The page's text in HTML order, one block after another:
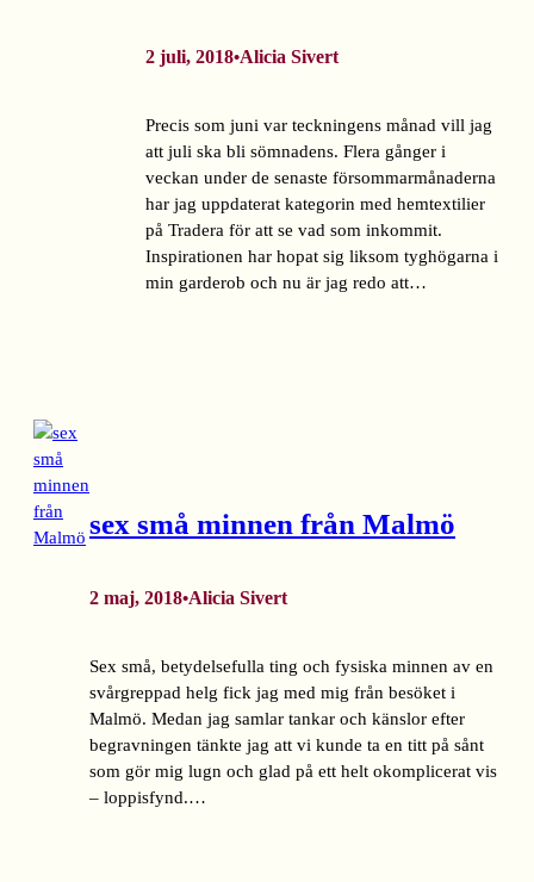
2 juli, 2018•Alicia Sivert
Precis som juni var teckningens månad vill jag
att juli ska bli sömnadens. Flera gånger i
veckan under de senaste försommarmånaderna
har jag uppdaterat kategorin med hemtextilier
på Tradera för att se vad som inkommit.
Inspirationen har hopat sig liksom tyghögarna i
min garderob och nu är jag redo att…
sex små minnen från Malmö
2 maj, 2018•Alicia Sivert
Sex små, betydelsefulla ting och fysiska minnen av en
svårgreppad helg fick jag med mig från besöket i
Malmö. Medan jag samlar tankar och känslor efter
begravningen tänkte jag att vi kunde ta en titt på sånt
som gör mig lugn och glad på ett helt okomplicerat vis
– loppisfynd.…